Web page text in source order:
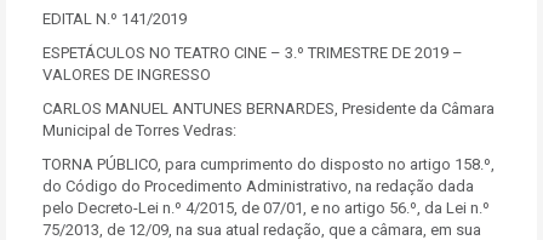
EDITAL N.º 141/2019
ESPETÁCULOS NO TEATRO CINE – 3.º TRIMESTRE DE 2019 –
VALORES DE INGRESSO
CARLOS MANUEL ANTUNES BERNARDES, Presidente da Câmara
Municipal de Torres Vedras:
TORNA PÚBLICO, para cumprimento do disposto no artigo 158.º,
do Código do Procedimento Administrativo, na redação dada
pelo Decreto-Lei n.º 4/2015, de 07/01, e no artigo 56.º, da Lei n.º
75/2013, de 12/09, na sua atual redação, que a câmara, em sua